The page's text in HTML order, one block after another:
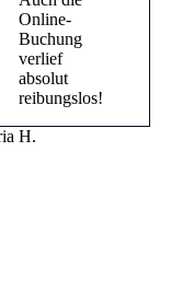
Online-
Buchung
verlief
absolut
reibungslos!
H.